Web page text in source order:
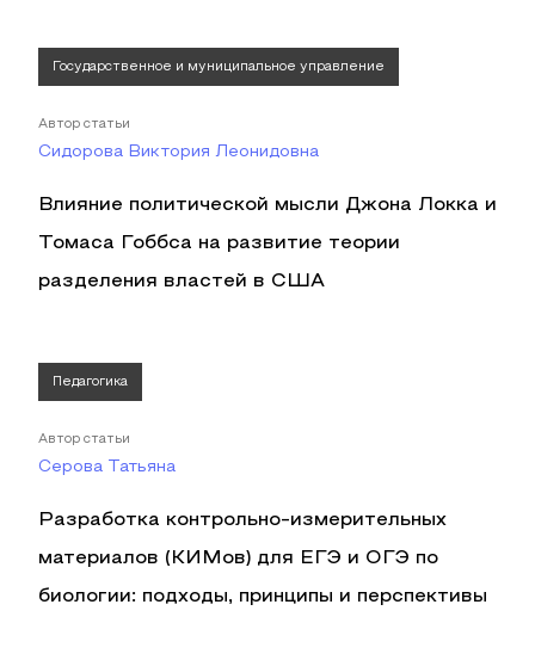
Государственное и муниципальное управление
Автор статьи
Сидорова Виктория Леонидовна
Влияние политической мысли Джона Локка и
Томаса Гоббса на развитие теории
разделения властей в США
Педагогика
Автор статьи
Серова Татьяна
Разработка контрольно-измерительных
материалов (КИМов) для ЕГЭ и ОГЭ по
биологии: подходы, принципы и перспективы